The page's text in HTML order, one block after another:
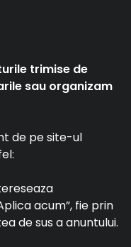
trimise de
sau organizam
de pe site-ul
acum”, fie prin
de sus a anuntului.